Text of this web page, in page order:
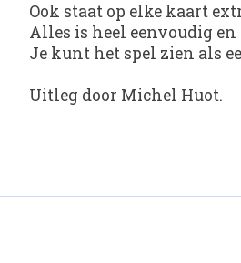
Ook staat op elke kaart
Alles is heel eenvoudig
Je kunt het spel zien als
Uitleg door Michel Huot.